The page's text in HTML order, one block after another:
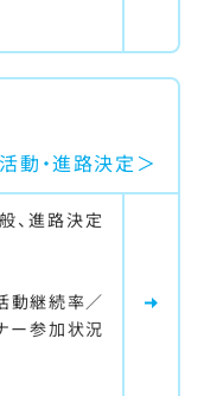
動・進路決定＞
、進路決定
動継続率／
ー参加状況